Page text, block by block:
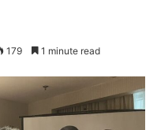
179 1 minute read